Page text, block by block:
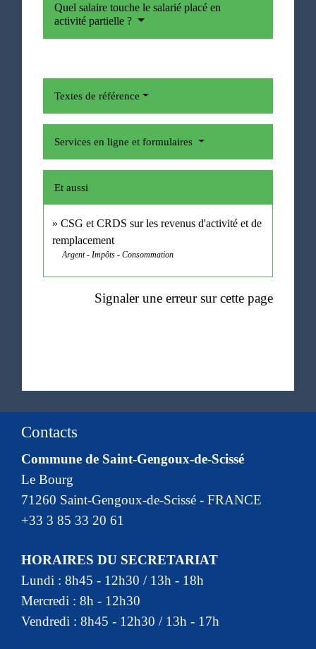
Quel salaire touche le salarié placé en
activité partielle ?
Textes de référence
Services en ligne et formulaires
Et aussi
CSG et CRDS sur les revenus d'activité et de
remplacement
Argent - Impôts - Consommation
Signaler une erreur sur cette page
Contacts
Commune de Saint-Gengoux-de-Scissé
Le Bourg
71260 Saint-Gengoux-de-Scissé - FRANCE
+33 3 85 33 20 61
HORAIRES DU SECRETARIAT
Lundi : 8h45 - 12h30 / 13h - 18h
Mercredi : 8h - 12h30
Vendredi : 8h45 - 12h30 / 13h - 17h